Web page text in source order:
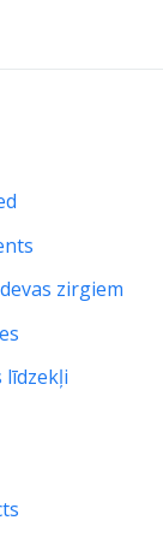
zirgiem
līdzekļi